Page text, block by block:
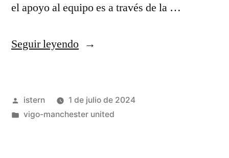
el apoyo al equipo es a través de la …
Seguir leyendo«Chándal
United»
Publicado
por
istern
1 de julio de 2024
Publicado
vigo-manchester united